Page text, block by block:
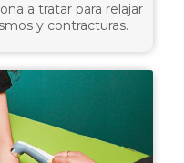
a tratar para relajar
y contracturas.